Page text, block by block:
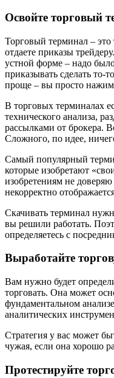
Освойте торговый
Торговый терминал – это
отдаете приказы
устной форме – надо
приказывать сделать то-
проще – вы просто
В торговых терминалах
технического анализа,
рассылками от брокера.
Сложного, по идее,
Самый популярный
которые изобретают
изобретениям не
некорректно
Скачивать терминал
вы решили работать.
определяетесь с
Выработайте
Вам нужно будет
торговать. Она может
фундаментальном
аналитических
Стратегия у вас может
чужая, если она хорошо
Протестируйте